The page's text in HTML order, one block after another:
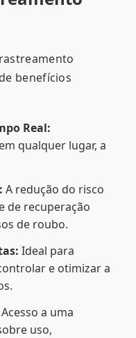
benefícios
Real:
qualquer lugar, a
A redução do risco
de recuperação
de roubo.
Ideal para
e otimizar a
Acesso a uma
uso,